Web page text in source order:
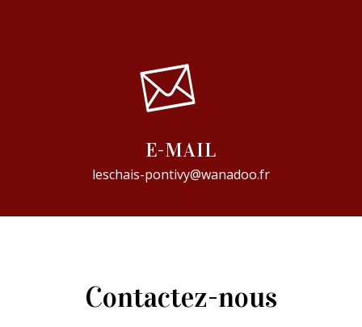
E-MAIL
leschais-pontivy@wanadoo.fr
Contactez-nous